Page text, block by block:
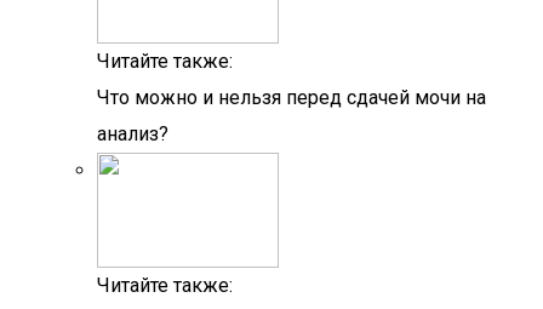
Читайте также:
Что можно и нельзя перед сдачей мочи на
анализ?
Читайте также: